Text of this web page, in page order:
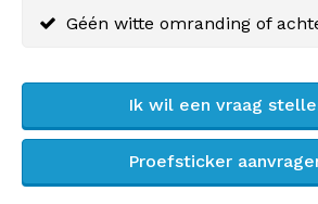
Géén witte omranding of
Ik wil een vraag
Proefsticker